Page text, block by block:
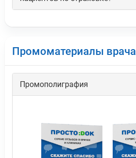
Промоматериалы врача
Промополиграфия